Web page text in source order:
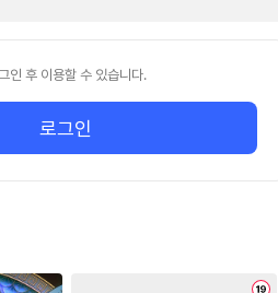
인 후 이용할 수 있습니다.
로그인